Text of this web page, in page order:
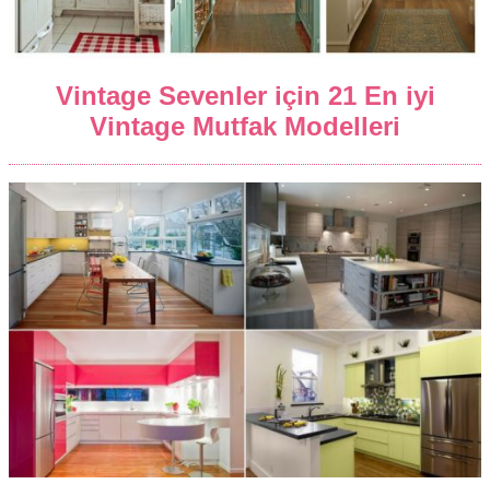
Vintage Sevenler için 21 En iyi
Vintage Mutfak Modelleri